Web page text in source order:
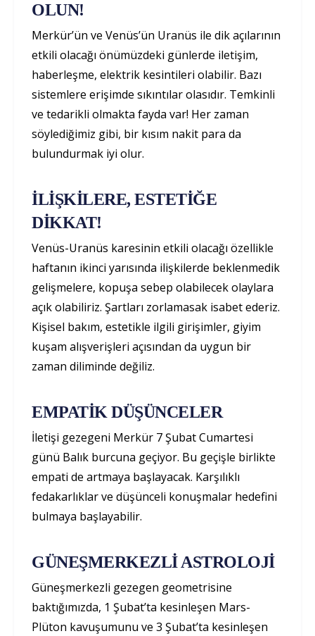
OLUN!
Merkür’ün ve Venüs’ün Uranüs ile dik açılarının
etkili olacağı önümüzdeki günlerde iletişim,
haberleşme, elektrik kesintileri olabilir. Bazı
sistemlere erişimde sıkıntılar olasıdır. Temkinli
ve tedarikli olmakta fayda var! Her zaman
söylediğimiz gibi, bir kısım nakit para da
bulundurmak iyi olur.
İLİŞKİLERE, ESTETİĞE
DİKKAT!
Venüs-Uranüs karesinin etkili olacağı özellikle
haftanın ikinci yarısında ilişkilerde beklenmedik
gelişmelere, kopuşa sebep olabilecek olaylara
açık olabiliriz. Şartları zorlamasak isabet ederiz.
Kişisel bakım, estetikle ilgili girişimler, giyim
kuşam alışverişleri açısından da uygun bir
zaman diliminde değiliz.
EMPATİK DÜŞÜNCELER
İletişi gezegeni Merkür 7 Şubat Cumartesi
günü Balık burcuna geçiyor. Bu geçişle birlikte
empati de artmaya başlayacak. Karşılıklı
fedakarlıklar ve düşünceli konuşmalar hedefini
bulmaya başlayabilir.
GÜNEŞMERKEZLİ ASTROLOJİ
Güneşmerkezli gezegen geometrisine
baktığımızda, 1 Şubat’ta kesinleşen Mars-
Plüton kavuşumunu ve 3 Şubat’ta kesinleşen